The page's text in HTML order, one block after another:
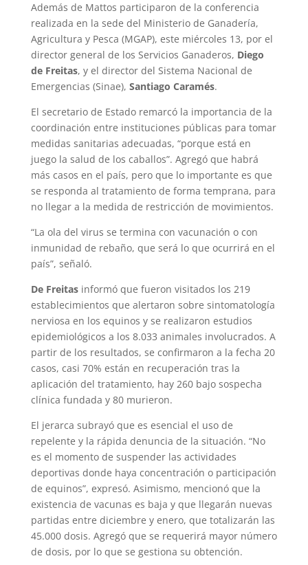
Además de Mattos participaron de la conferencia
realizada en la sede del Ministerio de Ganadería,
Agricultura y Pesca (MGAP), este miércoles 13, por el
director general de los Servicios Ganaderos, Diego
de Freitas, y el director del Sistema Nacional de
Emergencias (Sinae), Santiago Caramés.
El secretario de Estado remarcó la importancia de la
coordinación entre instituciones públicas para tomar
medidas sanitarias adecuadas, “porque está en
juego la salud de los caballos”. Agregó que habrá
más casos en el país, pero que lo importante es que
se responda al tratamiento de forma temprana, para
no llegar a la medida de restricción de movimientos.
“La ola del virus se termina con vacunación o con
inmunidad de rebaño, que será lo que ocurrirá en el
país”, señaló.
De Freitasinformó que fueron visitados los 219
establecimientos que alertaron sobre sintomatología
nerviosa en los equinos y se realizaron estudios
epidemiológicos a los 8.033 animales involucrados. A
partir de los resultados, se confirmaron a la fecha 20
casos, casi 70% están en recuperación tras la
aplicación del tratamiento, hay 260 bajo sospecha
clínica fundada y 80 murieron.
El jerarca subrayó que es esencial el uso de
repelente y la rápida denuncia de la situación. “No
es el momento de suspender las actividades
deportivas donde haya concentración o participación
de equinos”, expresó. Asimismo, mencionó que la
existencia de vacunas es baja y que llegarán nuevas
partidas entre diciembre y enero, que totalizarán las
45.000 dosis. Agregó que se requerirá mayor número
de dosis, por lo que se gestiona su obtención.